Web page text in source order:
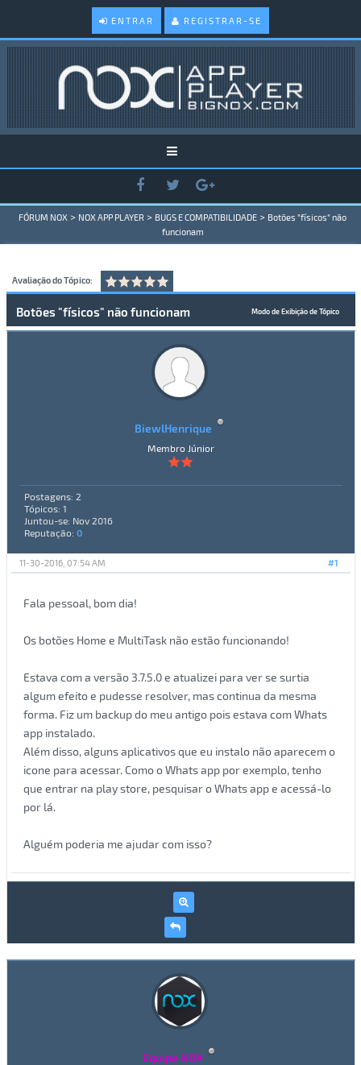
ENTRAR REGISTRAR-SE
FÓRUM NOX > NOX APP PLAYER > BUGS E COMPATIBILIDADE > Botões "físicos" não
funcionam
Avaliação do Tópico:
Modo de Exibição de Tópico
Botões "físicos" não funcionam
BiewlHenrique
Membro Júnior
Postagens: 2
Tópicos: 1
Juntou-se: Nov 2016
Reputação: 0
#1
11-30-2016, 07:54 AM
Fala pessoal, bom dia!
Os botões Home e MultiTask não estão funcionando!
Estava com a versão 3.7.5.0 e atualizei para ver se surtia
algum efeito e pudesse resolver, mas continua da mesma
forma. Fiz um backup do meu antigo pois estava com Whats
app instalado.
Além disso, alguns aplicativos que eu instalo não aparecem o
icone para acessar. Como o Whats app por exemplo, tenho
que entrar na play store, pesquisar o Whats app e acessá-lo
por lá.
Alguém poderia me ajudar com isso?
Equipe NOX